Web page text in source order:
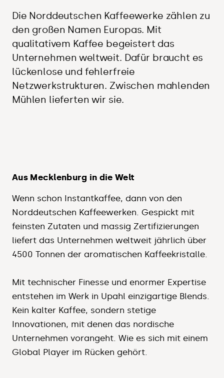
Die Norddeutschen Kaffeewerke zählen zu
den großen Namen Europas. Mit
qualitativem Kaffee begeistert das
Unternehmen weltweit. Dafür braucht es
lückenlose und fehlerfreie
Netzwerkstrukturen. Zwischen mahlenden
Mühlen lieferten wir sie.
Aus Mecklenburg in die Welt
Wenn schon Instantkaffee, dann von den
Norddeutschen Kaffeewerken. Gespickt mit
feinsten Zutaten und massig Zertifizierungen
liefert das Unternehmen weltweit jährlich über
4500 Tonnen der aromatischen Kaffeekristalle.
Mit technischer Finesse und enormer Expertise
entstehen im Werk in Upahl einzigartige Blends.
Kein kalter Kaffee, sondern stetige
Innovationen, mit denen das nordische
Unternehmen vorangeht. Wie es sich mit einem
Global Player im Rücken gehört.